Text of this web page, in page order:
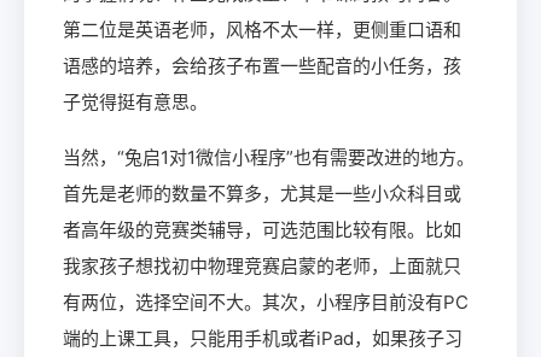
第二位是英语老师，风格不太一样，更侧重口语和
语感的培养，会给孩子布置一些配音的小任务，孩
子觉得挺有意思。
当然，“兔启1对1微信小程序”也有需要改进的地方。
首先是老师的数量不算多，尤其是一些小众科目或
者高年级的竞赛类辅导，可选范围比较有限。比如
我家孩子想找初中物理竞赛启蒙的老师，上面就只
有两位，选择空间不大。其次，小程序目前没有PC
端的上课工具，只能用手机或者iPad，如果孩子习